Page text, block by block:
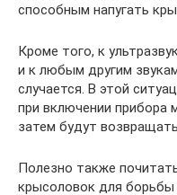
способным напугать
Кроме того, к
и к любым другим
случается. В этой
при включении прибора
затем будут
Полезно также
крысоловок для борьбы